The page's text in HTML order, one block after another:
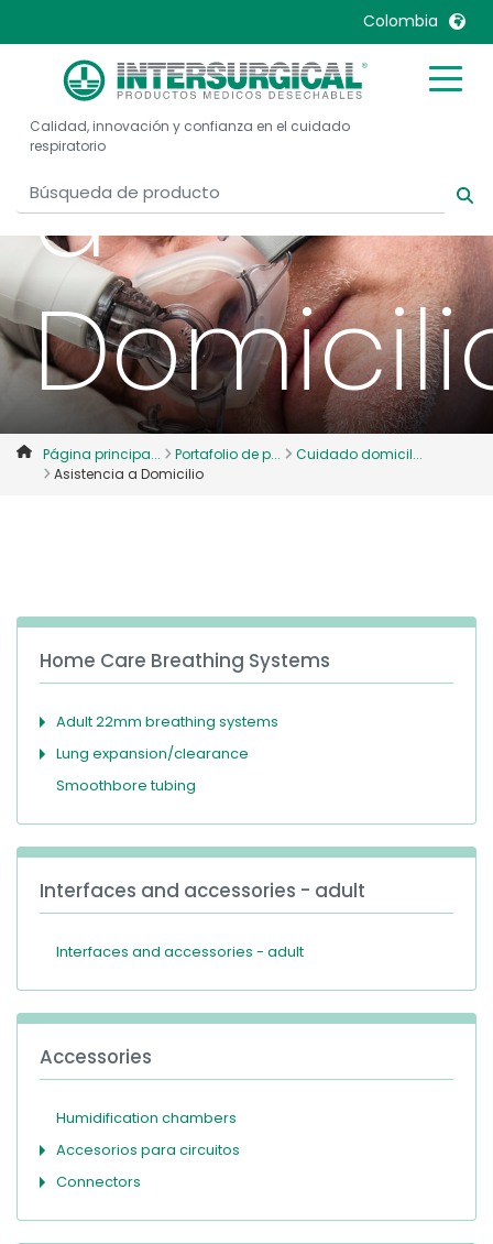
Colombia
United Kingdom
United States
België, Nederlands
Belgique, Français
Canada, English
Canada, Français
China
Colombia
Denmark
Deutschland
Malaysia
Mexico
Nederlands
Norway
Portugal
Russia
Sweden
Calidad, innovación y confianza en el cuidado
respiratorio
a
Página principa... Portafolio de p...
Cuidado domicil...
Asistencia a Domicilio
Home Care Breathing Systems
Adult 22mm breathing systems
Lung expansion/clearance
Smoothbore tubing
Interfaces and accessories - adult
Interfaces and accessories - adult
Accessories
Humidification chambers
Accesorios para circuitos
Connectors